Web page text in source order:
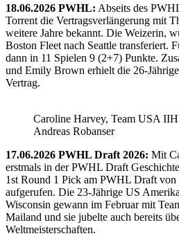
18.06.2026 PWHL: Abseits des
Torrent die Vertragsverlängerung mit
weitere Jahre bekannt. Die Weizerin,
Boston Fleet nach Seattle transferiert.
dann in 11 Spielen 9 (2+7) Punkte.
und Emily Brown erhielt die 26-
Vertrag.
Caroline Harvey, Team USA
Andreas Robanser
17.06.2026 PWHL Draft 2026: Mit
erstmals in der PWHL Draft
1st Round 1 Pick am PWHL Draft von
aufgerufen. Die 23-Jährige US
Wisconsin gewann im Februar mit
Mailand und sie jubelte auch bereits
Weltmeisterschaften.